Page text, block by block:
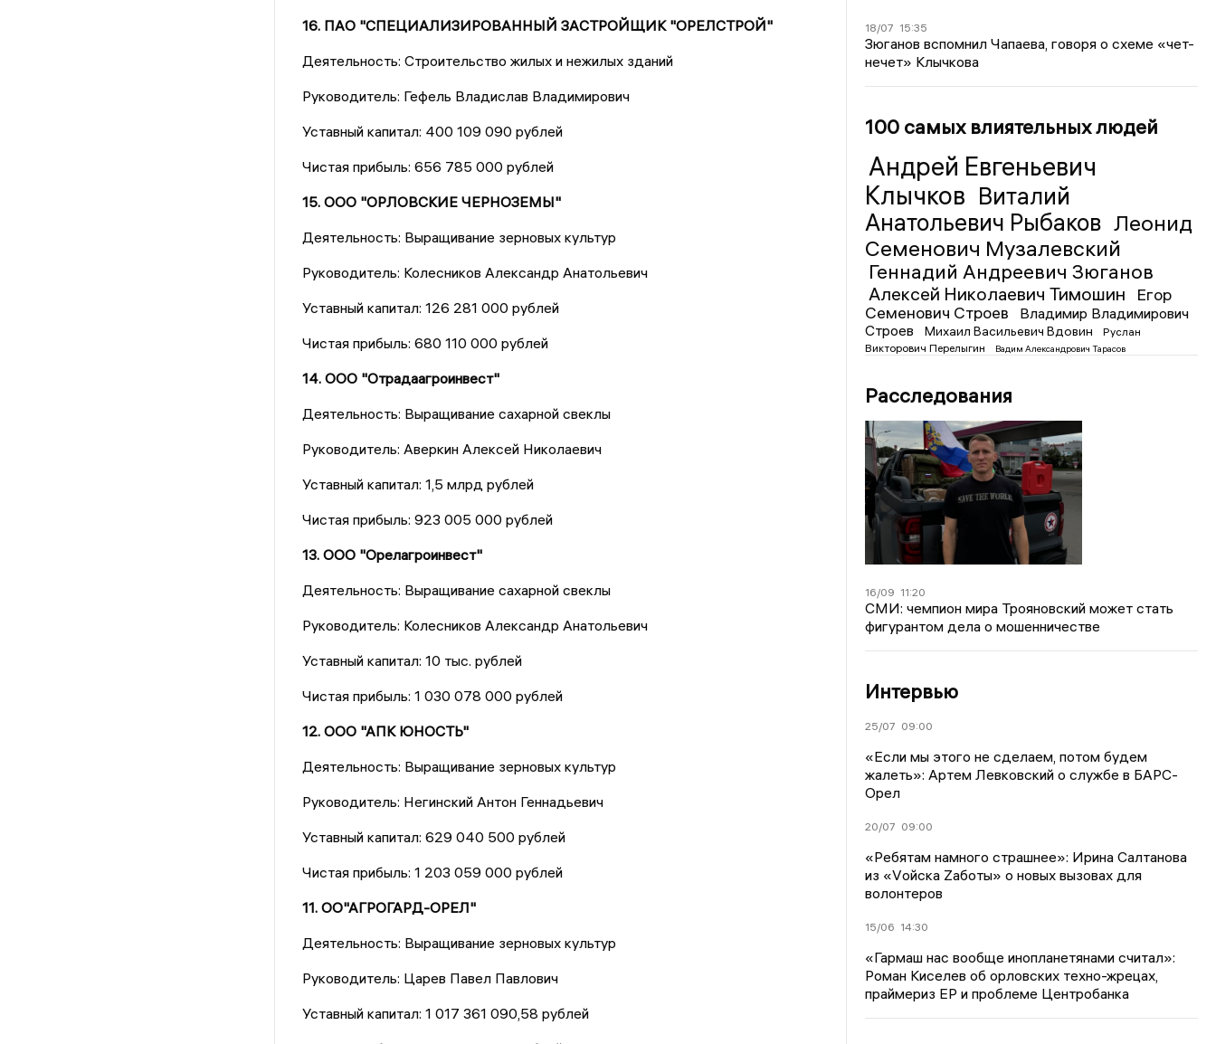
16. ПАО "СПЕЦИАЛИЗИРОВАННЫЙ ЗАСТРОЙЩИК "ОРЕЛСТРОЙ"
Деятельность: Строительство жилых и нежилых зданий
Руководитель: Гефель Владислав Владимирович
Уставный капитал: 400 109 090 рублей
Чистая прибыль: 656 785 000 рублей
15. ООО "ОРЛОВСКИЕ ЧЕРНОЗЕМЫ"
Деятельность: Выращивание зерновых культур
Руководитель: Колесников Александр Анатольевич
Уставный капитал: 126 281 000 рублей
Чистая прибыль: 680 110 000 рублей
14. ООО "Отрадаагроинвест"
Деятельность: Выращивание сахарной свеклы
Руководитель: Аверкин Алексей Николаевич
Уставный капитал: 1,5 млрд рублей
Чистая прибыль: 923 005 000 рублей
13. ООО "Орелагроинвест"
Деятельность: Выращивание сахарной свеклы
Руководитель: Колесников Александр Анатольевич
Уставный капитал: 10 тыс. рублей
Чистая прибыль: 1 030 078 000 рублей
12. ООО "АПК ЮНОСТЬ"
Деятельность: Выращивание зерновых культур
Руководитель: Негинский Антон Геннадьевич
Уставный капитал: 629 040 500 рублей
Чистая прибыль: 1 203 059 000 рублей
11. ОО"АГРОГАРД-ОРЕЛ"
Деятельность: Выращивание зерновых культур
Руководитель: Царев Павел Павлович
Уставный капитал: 1 017 361 090,58 рублей
18/07 15:35
Зюганов вспомнил Чапаева, говоря о схеме «чет-
нечет» Клычкова
100 самых влиятельных людей
Андрей Евгеньевич
Клычков Виталий
Анатольевич Рыбаков Леонид
Семенович Музалевский
Геннадий Андреевич Зюганов
Алексей Николаевич Тимошин
Егор
Семенович Строев
Владимир Владимирович
Строев
Михаил Васильевич Вдовин
Руслан
Викторович Перелыгин
Вадим Александрович Тарасов
Расследования
16/09 11:20
СМИ: чемпион мира Трояновский может стать
фигурантом дела о мошенничестве
Интервью
25/07 09:00
«Если мы этого не сделаем, потом будем
жалеть»: Артем Левковский о службе в БАРС-
Орел
20/07 09:00
«Ребятам намного страшнее»: Ирина Салтанова
из «Vойска Zаботы» о новых вызовах для
волонтеров
15/06 14:30
«Гармаш нас вообще инопланетянами считал»:
Роман Киселев об орловских техно-жрецах,
праймериз ЕР и проблеме Центробанка